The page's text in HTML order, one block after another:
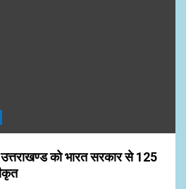
को भारत सरकार से ₹125